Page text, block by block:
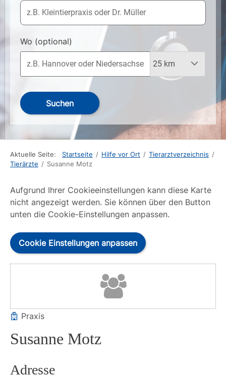
Wo (optional)
Suchen
Aktuelle Seite: Startseite / Hilfe vor Ort / Tierarztverzeichnis /
Tierärzte / Susanne Motz
Aufgrund Ihrer Cookieeinstellungen kann diese Karte
nicht angezeigt werden. Sie können über den Button
unten die Cookie-Einstellungen anpassen.
Cookie Einstellungen anpassen
Praxis
Susanne Motz
Adresse